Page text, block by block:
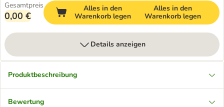
Gesamtpreis
0,00 €
Alles in den
Warenkorb legen
Alles in den
Warenkorb legen
Details anzeigen
Produktbeschreibung
Bewertung